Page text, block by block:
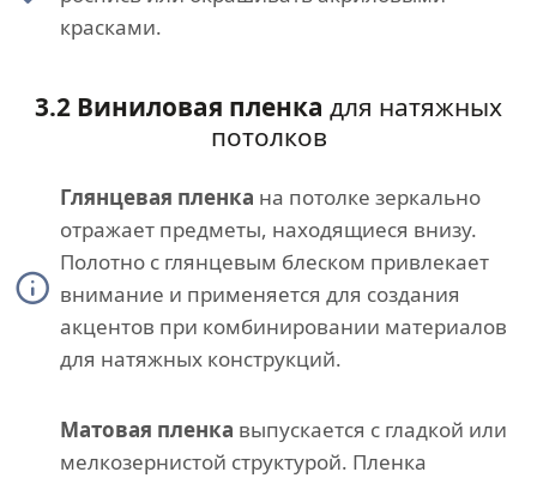
красками.
3.2 Виниловая пленка для натяжных
потолков
Глянцевая пленка на потолке зеркально
отражает предметы, находящиеся внизу.
Полотно с глянцевым блеском привлекает
внимание и применяется для создания
акцентов при комбинировании материалов
для натяжных конструкций.
Матовая пленка выпускается с гладкой или
мелкозернистой структурой. Пленка